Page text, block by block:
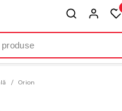
Orion